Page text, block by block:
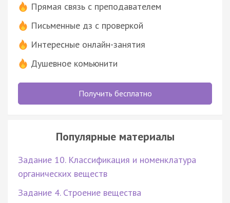
Прямая связь с преподавателем
Письменные дз с проверкой
Интересные онлайн-занятия
Душевное комьюнити
Получить бесплатно
Популярные материалы
Задание 10. Классификация и номенклатура
органических веществ
Задание 4. Строение вещества